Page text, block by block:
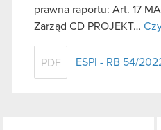
prawna raportu: Art. 17
Zarząd CD PROJEKT…
PDF ESPI - RB 54/